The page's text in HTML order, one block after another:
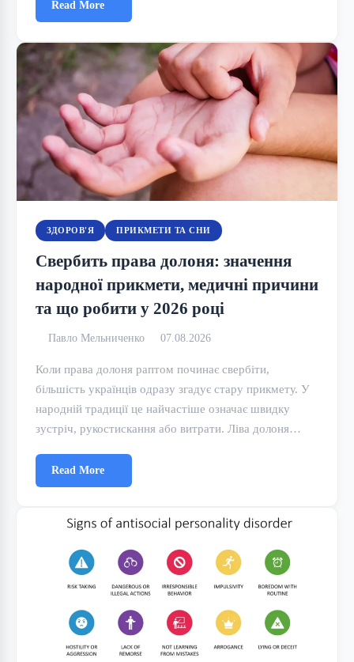
Read More
ЗДОРОВ'Я ПРИКМЕТИ ТА СНИ
Свербить права долоня: значення
народної прикмети, медичні причини
та що робити у 2026 році
Павло Мельниченко 07.08.2026
Коли права долоня раптом починає свербіти,
більшість українців одразу згадує стару прикмету. У
народній традиції це найчастіше означає швидку
зустріч, рукостискання або витрати. Ліва долоня…
Read More